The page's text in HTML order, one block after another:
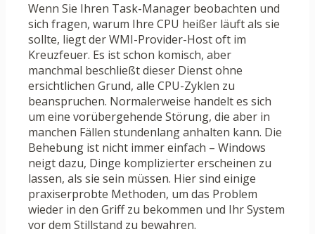
Wenn Sie Ihren Task-Manager beobachten und
sich fragen, warum Ihre CPU heißer läuft als sie
sollte, liegt der WMI-Provider-Host oft im
Kreuzfeuer. Es ist schon komisch, aber
manchmal beschließt dieser Dienst ohne
ersichtlichen Grund, alle CPU-Zyklen zu
beanspruchen. Normalerweise handelt es sich
um eine vorübergehende Störung, die aber in
manchen Fällen stundenlang anhalten kann. Die
Behebung ist nicht immer einfach – Windows
neigt dazu, Dinge komplizierter erscheinen zu
lassen, als sie sein müssen. Hier sind einige
praxiserprobte Methoden, um das Problem
wieder in den Griff zu bekommen und Ihr System
vor dem Stillstand zu bewahren.